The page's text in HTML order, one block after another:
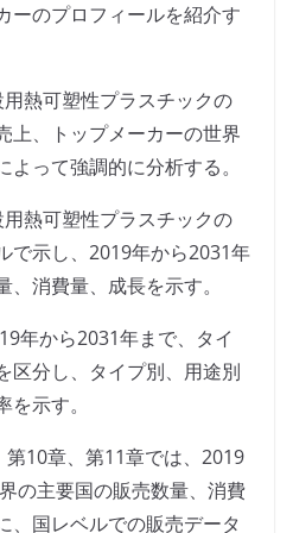
ーのプロフィールを紹介す
熱可塑性プラスチックの
上、トップメーカーの世界
って強調的に分析する。
熱可塑性プラスチックの
で示し、2019年から2031年
消費量、成長を示す。
年から2031年まで、タイ
区分し、タイプ別、用途別
示す。
10章、第11章では、2019
の主要国の販売数量、消費
、国レベルでの販売データ